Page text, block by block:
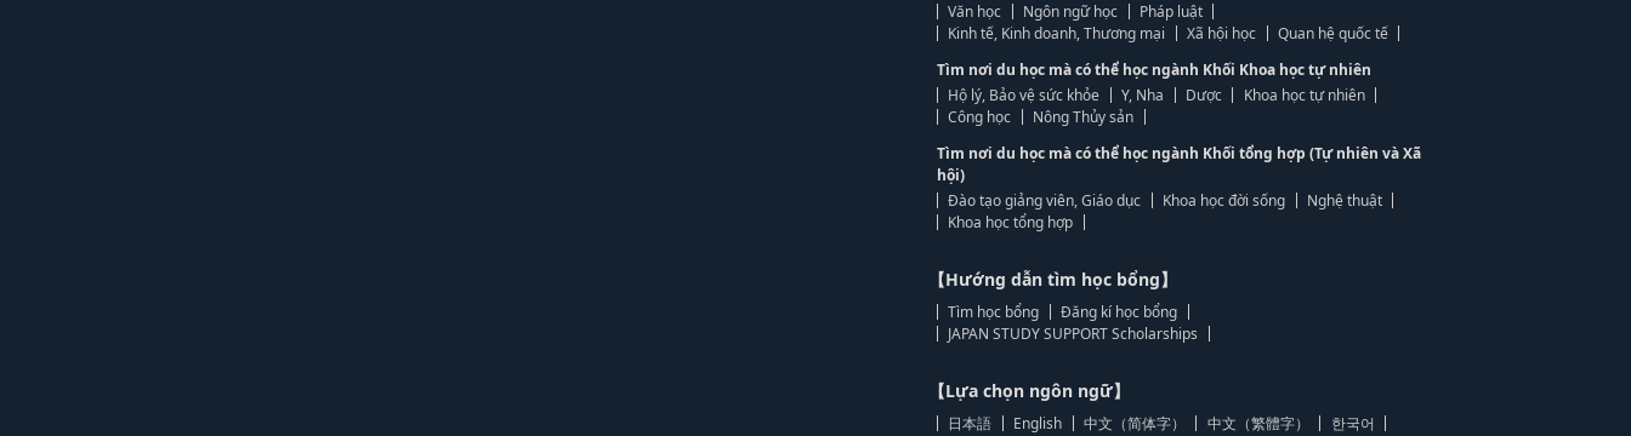
Văn học
Ngôn ngữ học
Pháp luật
Kinh tế, Kinh doanh, Thương mại
Xã hội học
Quan hệ quốc tế
Tìm nơi du học mà có thể học ngành Khối Khoa học tự nhiên
Hộ lý, Bảo vệ sức khỏe
Y, Nha Dược
Khoa học tự nhiên
Công học
Nông Thủy sản
Tìm nơi du học mà có thể học ngành Khối tổng hợp (Tự nhiên và Xã
hội)
Đào tạo giảng viên, Giáo dục
Khoa học đời sống
Nghệ thuật
Khoa học tổng hợp
【Hướng dẫn tìm học bổng】
Tìm học bổng
Đăng kí học bổng
JAPAN STUDY SUPPORT Scholarships
【Lựa chọn ngôn ngữ】
日本語 English 中文（简体字） 中文（繁體字）
한국어